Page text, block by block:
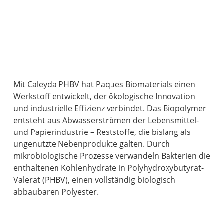
Mit Caleyda PHBV hat Paques Biomaterials einen
Werkstoff entwickelt, der ökologische Innovation
und industrielle Effizienz verbindet. Das Biopolymer
entsteht aus Abwasserströmen der Lebensmittel-
und Papierindustrie – Reststoffe, die bislang als
ungenutzte Nebenprodukte galten. Durch
mikrobiologische Prozesse verwandeln Bakterien die
enthaltenen Kohlenhydrate in Polyhydroxybutyrat-
Valerat (PHBV), einen vollständig biologisch
abbaubaren Polyester.